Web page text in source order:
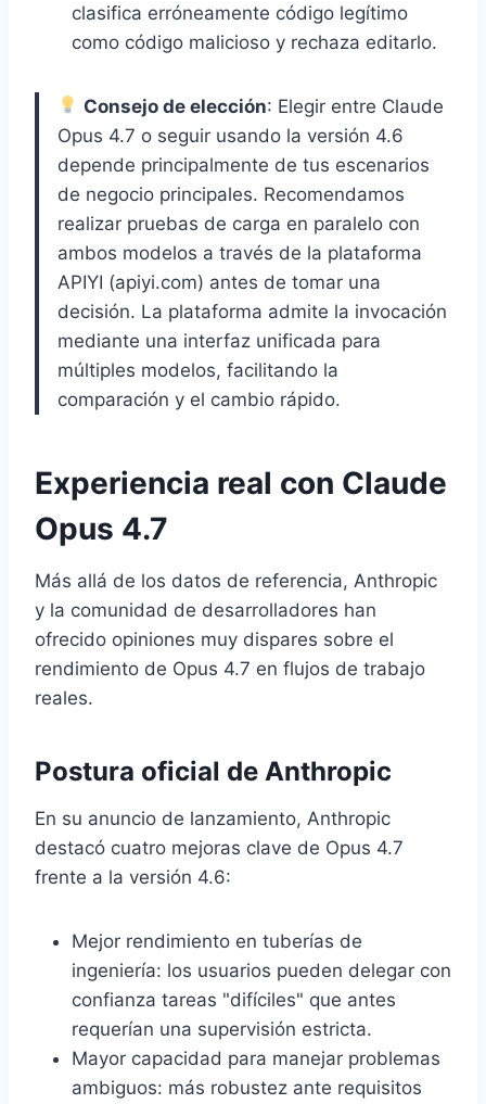
clasifica erróneamente código legítimo
como código malicioso y rechaza editarlo.
Consejo de elección: Elegir entre Claude
Opus 4.7 o seguir usando la versión 4.6
depende principalmente de tus escenarios
de negocio principales. Recomendamos
realizar pruebas de carga en paralelo con
ambos modelos a través de la plataforma
APIYI (apiyi.com) antes de tomar una
decisión. La plataforma admite la invocación
mediante una interfaz unificada para
múltiples modelos, facilitando la
comparación y el cambio rápido.
Experiencia real con Claude
Opus 4.7
Más allá de los datos de referencia, Anthropic
y la comunidad de desarrolladores han
ofrecido opiniones muy dispares sobre el
rendimiento de Opus 4.7 en flujos de trabajo
reales.
Postura oficial de Anthropic
En su anuncio de lanzamiento, Anthropic
destacó cuatro mejoras clave de Opus 4.7
frente a la versión 4.6:
Mejor rendimiento en tuberías de
ingeniería: los usuarios pueden delegar con
confianza tareas "difíciles" que antes
requerían una supervisión estricta.
Mayor capacidad para manejar problemas
ambiguos: más robustez ante requisitos